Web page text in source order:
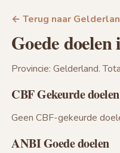
← Terug naar
Goede
Provincie: Gelderland.
CBF Gekeurde doelen
Geen CBF-gekeurde
ANBI Goede doelen